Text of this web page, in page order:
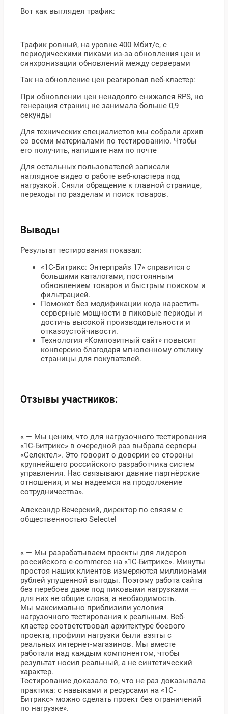
Вот как выглядел трафик:
Трафик ровный, на уровне 400 Мбит/с, с
периодическими пиками из-за обновления цен и
синхронизации обновлений между серверами
Так на обновление цен реагировал веб-кластер:
При обновлении цен ненадолго снижался RPS, но
генерация страниц не занимала больше 0,9
секунды
Для технических специалистов мы собрали архив
со всеми материалами по тестированию. Чтобы
его получить, напишите нам по почте
Для остальных пользователей записали
наглядное видео о работе веб-кластера под
нагрузкой. Сняли обращение к главной странице,
переходы по разделам и поиск товаров.
Выводы
Результат тестирования показал:
«1С-Битрикс: Энтерпрайз 17» справится с
большими каталогами, постоянным
обновлением товаров и быстрым поиском и
фильтрацией.
Поможет без модификации кода нарастить
серверные мощности в пиковые периоды и
достичь высокой производительности и
отказоустойчивости.
Технология «Композитный сайт» повысит
конверсию благодаря мгновенному отклику
страницы для покупателей.
Отзывы участников:
« — Мы ценим, что для нагрузочного тестирования
«1С-Битрикс» в очередной раз выбрала серверы
«Селектел». Это говорит о доверии со стороны
крупнейшего российского разработчика систем
управления. Нас связывают давние партнёрские
отношения, и мы надеемся на продолжение
сотрудничества».
Александр Вечерский, директор по связям с
общественностью Selectel
« — Мы разрабатываем проекты для лидеров
российского e-commerce на «1С-Битрикс». Минуты
простоя наших клиентов измеряются миллионами
рублей упущенной выгоды. Поэтому работа сайта
без перебоев даже под пиковыми нагрузками —
для них не общие слова, а необходимость.
Мы максимально приблизили условия
нагрузочного тестирования к реальным. Веб-
кластер соответствовал архитектуре боевого
проекта, профили нагрузки были взяты с
реальных интернет-магазинов. Мы вместе
работали над каждым компонентом, чтобы
результат носил реальный, а не синтетический
характер.
Тестирование доказало то, что не раз доказывала
практика: с навыками и ресурсами на «1С-
Битрикс» можно сделать проект без ограничений
по нагрузке».